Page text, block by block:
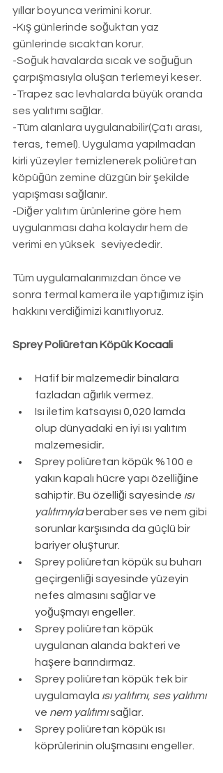
yıllar boyunca verimini korur.
-Kış günlerinde soğuktan yaz
günlerinde sıcaktan korur.
-Soğuk havalarda sıcak ve soğuğun
çarpışmasıyla oluşan terlemeyi keser.
-Trapez sac levhalarda büyük oranda
ses yalıtımı sağlar.
-Tüm alanlara uygulanabilir(Çatı arası,
teras, temel). Uygulama yapılmadan
kirli yüzeyler temizlenerek poliüretan
köpüğün zemine düzgün bir şekilde
yapışması sağlanır.
-Diğer yalıtım ürünlerine göre hem
uygulanması daha kolaydır hem de
verimi en yüksek   seviyededir.
Tüm uygulamalarımızdan önce ve
sonra termal kamera ile yaptığımız işin
hakkını verdiğimizi kanıtlıyoruz.
Sprey Poliüretan Köpük Kocaali
Hafif bir malzemedir binalara
fazladan ağırlık vermez.
Isı iletim katsayısı 0,020 lamda
olup dünyadaki en iyi ısı yalıtım
malzemesidir.
Sprey poliüretan köpük %100 e
yakın kapalı hücre yapı özelliğine
sahiptir. Bu özelliği sayesinde ısı
yalıtımıyla beraber ses ve nem gibi
sorunlar karşısında da güçlü bir
bariyer oluşturur.
Sprey poliüretan köpük su buharı
geçirgenliği sayesinde yüzeyin
nefes almasını sağlar ve
yoğuşmayı engeller.
Sprey poliüretan köpük
uygulanan alanda bakteri ve
haşere barındırmaz.
Sprey poliüretan köpük tek bir
uygulamayla ısı yalıtımı, ses yalıtımı
ve nem yalıtımı sağlar.
Sprey poliüretan köpük ısı
köprülerinin oluşmasını engeller.